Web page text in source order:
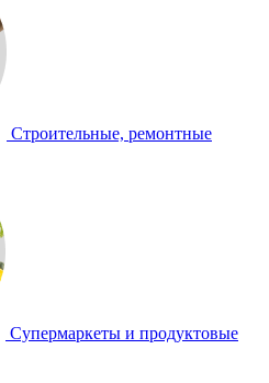
Строительные, ремонтные
Супермаркеты и продуктовые